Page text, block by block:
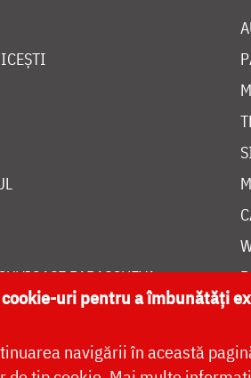
PARASCHEVA
cookie-uri pentru a îmbunătăți
navigării în această